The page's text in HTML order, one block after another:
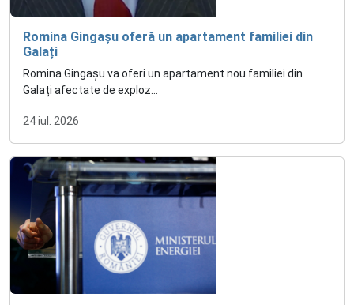
Romina Gingașu oferă un apartament familiei din
Galați
Romina Gingașu va oferi un apartament nou familiei din
Galați afectate de exploz...
24 iul. 2026